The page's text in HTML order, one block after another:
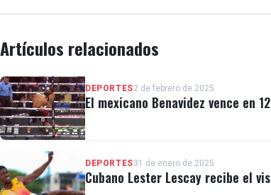
Artículos relacionados
DEPORTES2 de febrero de 2025
El mexicano Benavidez vence en
DEPORTES31 de enero de 2025
Cubano Lester Lescay recibe el